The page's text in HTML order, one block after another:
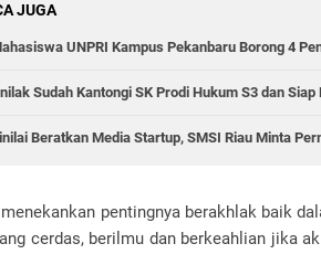
JUGA
UNPRI Kampus Pekanbaru Borong 4
Sudah Kantongi SK Prodi Hukum S3 dan
Beratkan Media Startup, SMSI Riau Minta
pentingnya berakhlak baik
cerdas, berilmu dan berkeahlian jika